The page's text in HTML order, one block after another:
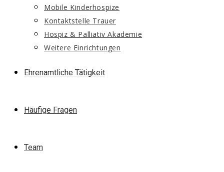
Mobile Kinderhospize
Kontaktstelle Trauer
Hospiz & Palliativ Akademie
Weitere Einrichtungen
Ehrenamtliche Tätigkeit
Häufige Fragen
Team